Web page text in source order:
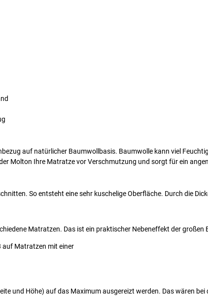
auf natürlicher Baumwollbasis. Baumwolle kann viel
Molton Ihre Matratze vor Verschmutzung und sorgt für ein
So entsteht eine sehr kuschelige Oberfläche. Durch die
Matratzen. Das ist ein praktischer Nebeneffekt der großen
auf Matratzen mit einer
und Höhe) auf das Maximum ausgereizt werden. Das wären bei